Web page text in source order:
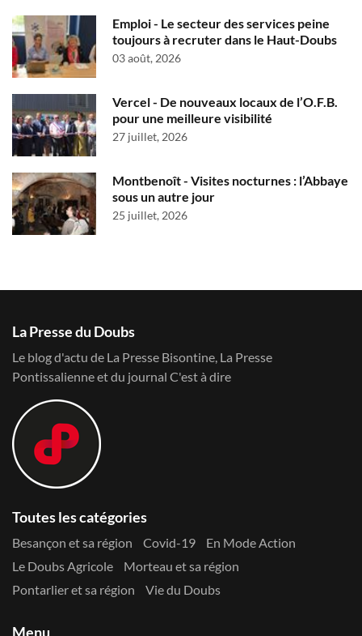
Emploi - Le secteur des services peine
toujours à recruter dans le Haut-Doubs
03 août, 2026
Vercel - De nouveaux locaux de l’O.F.B.
pour une meilleure visibilité
27 juillet, 2026
Montbenoît - Visites nocturnes : l’Abbaye
sous un autre jour
25 juillet, 2026
La Presse du Doubs
Le blog d'actu de La Presse Bisontine, La Presse
Pontissalienne et du journal C'est à dire
Toutes les catégories
Besançon et sa région Covid-19
En Mode Action
Le Doubs Agricole
Morteau et sa région
Pontarlier et sa région
Vie du Doubs
Menu